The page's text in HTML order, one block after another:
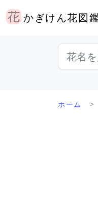
かぎけん花図
ホーム